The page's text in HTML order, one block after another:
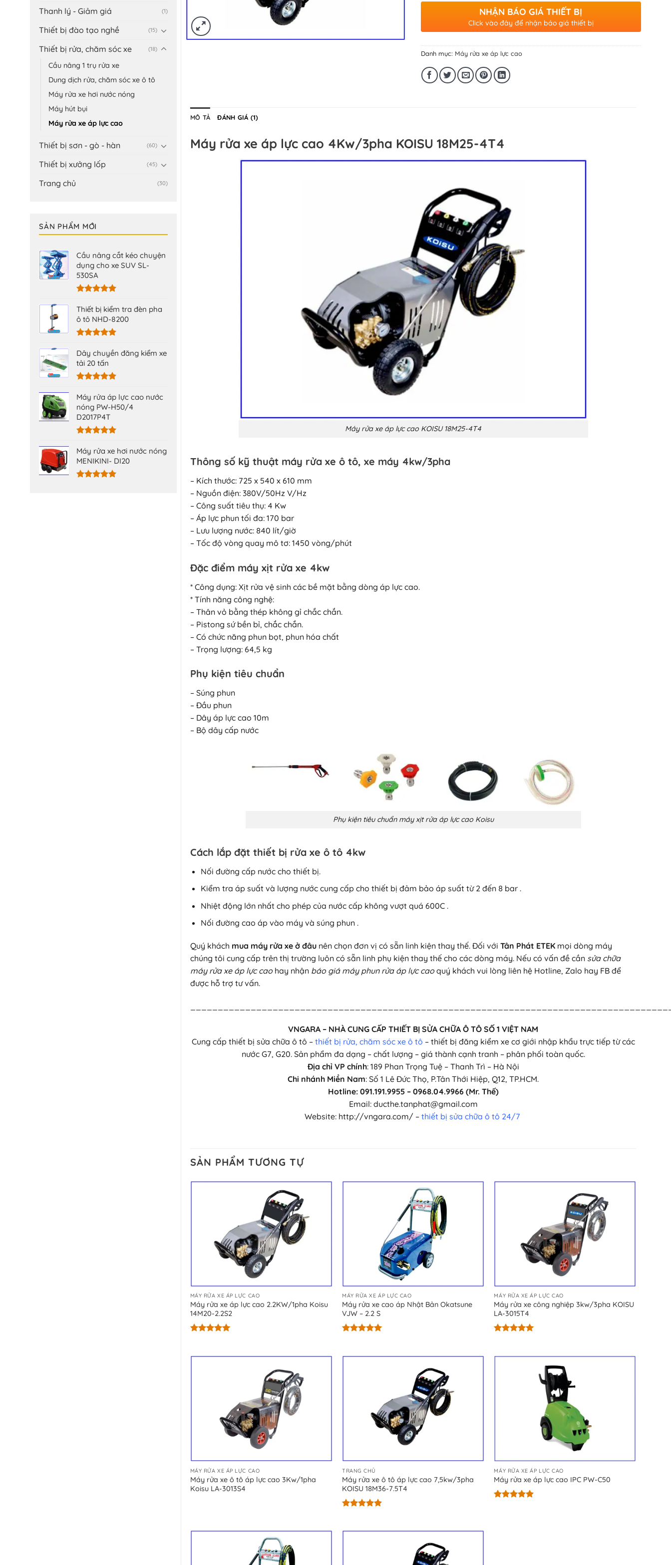
Thanh lý - Giảm giá (1)
Thiết bị đào tạo nghề (15)
Thiết bị rửa, chăm sóc xe (18)
Cầu nâng 1 trụ rửa xe
Dung dịch rửa, chăm sóc xe ô tô
Máy rửa xe hơi nước nóng
Máy hút bụi
Máy rửa xe áp lực cao
Thiết bị sơn - gò - hàn (60)
Thiết bị xưởng lốp (45)
Trang chủ (30)
SẢN PHẨM MỚI
Cầu nâng cắt kéo chuyện
dụng cho xe SUV SL-
530SA
hạng 5.00
5 sao
Thiết bị kiểm tra đèn pha
ô tô NHD-8200
hạng5.00
5 sao
Dây chuyền đăng kiểm xe
tải 20 tấn
hạng5.00
5 sao
Máy rửa áp lực cao nước
nóng PW-H50/4
D2017P4T
hạng5.00
5 sao
Máy rửa xe hơi nước nóng
MENIKINI- DI20
NHẬN BÁO GIÁ THIẾT BỊ
Click vào đây để nhận báo giá thiết bị
Danh mục: Máy rửa xe áp lực cao
MÔ TẢ ĐÁNH GIÁ (1)
Máy rửa xe áp lực cao 4Kw/3pha KOISU 18M25-4T4
Máy rửa xe áp lực cao KOISU 18M25-4T4
Thông số kỹ thuật máy rửa xe ô tô, xe máy 4kw/3pha
– Kích thước: 725 x 540 x 610 mm
– Nguồn điện: 380V/50Hz V/Hz
– Công suất tiêu thụ: 4 Kw
– Áp lực phun tối đa: 170 bar
– Lưu lượng nước: 840 lít/giờ
– Tốc độ vòng quay mô tơ: 1450 vòng/phút
Đặc điểm máy xịt rửa xe 4kw
* Công dụng: Xịt rửa vệ sinh các bề mặt bằng dòng áp lực cao.
* Tính năng công nghệ:
– Thân vỏ bằng thép không gỉ chắc chắn.
– Pistong sứ bền bỉ, chắc chắn.
– Có chức năng phun bọt, phun hóa chất
– Trọng lượng: 64,5 kg
Phụ kiện tiêu chuẩn
– Súng phun
– Đầu phun
– Dây áp lực cao 10m
– Bộ dây cấp nước
Phụ kiện tiêu chuẩn máy xịt rửa áp lực cao Koisu
Cách lắp đặt thiết bị rửa xe ô tô 4kw
Nối đường cấp nước cho thiết bị.
Kiểm tra áp suất và lượng nước cung cấp cho thiết bị đảm bảo áp suất từ 2 đến 8 bar .
Nhiệt động lớn nhất cho phép của nước cấp không vượt quá 600C .
Nối đường cao áp vào máy và súng phun .
Quý khách mua máy rửa xe ở đâu nên chọn đơn vị có sẵn linh kiện thay thế. Đối với Tân Phát ETEK mọi dòng máy
chúng tôi cung cấp trên thị trường luôn có sẵn linh phụ kiện thay thế cho các dòng máy. Nếu có vấn đề cần sửa chữa
máy rửa xe áp lực caohay nhận báo giá máy phun rửa áp lực caoquý khách vui lòng liên hệ Hotline, Zalo hay FB để
được hỗ trợ tư vấn.
VNGARA – NHÀ CUNG CẤP THIẾT BỊ SỬA CHỮA Ô TÔ SỐ 1 VIỆT NAM
Cung cấp thiết bị sửa chữa ô tô – thiết bị rửa, chăm sóc xe ô tô – thiết bị đăng kiểm xe cơ giới nhập khẩu trực tiếp từ các
nước G7, G20. Sản phẩm đa dạng – chất lượng – giá thành cạnh tranh – phân phối toàn quốc.
Địa chỉ VP chính: 189 Phan Trọng Tuệ – Thanh Trì – Hà Nội
Chi nhánh Miền Nam: Số 1 Lê Đức Thọ, P.Tân Thới Hiệp, Q12, TP.HCM.
Hotline: 091.191.9955 – 0968.04.9966 (Mr. Thế)
Email: ducthe.tanphat@gmail.com
Website: http://vngara.com/ – thiết bị sửa chữa ô tô 24/7
SẢN PHẨM TƯƠNG TỰ
MÁY RỬA XE ÁP LỰC CAO
Máy rửa xe áp lực cao 2.2KW/1pha Koisu
14M20-2.2S2
5 sao
MÁY RỬA XE ÁP LỰC CAO
Máy rửa xe cao áp Nhật Bản Okatsune
VJW – 2.2 S
5 sao
MÁY RỬA XE ÁP LỰC CAO
Máy rửa xe công nghiệp 3kw/3pha KOISU
LA-3015T4
5 sao
MÁY RỬA XE ÁP LỰC CAO
Máy rửa xe ô tô áp lực cao 3Kw/1pha
Koisu LA-3013S4
TRANG CHỦ
Máy rửa xe ô tô áp lực cao 7,5kw/3pha
KOISU 18M36-7.5T4
5 sao
MÁY RỬA XE ÁP LỰC CAO
Máy rửa xe áp lực cao IPC PW-C50